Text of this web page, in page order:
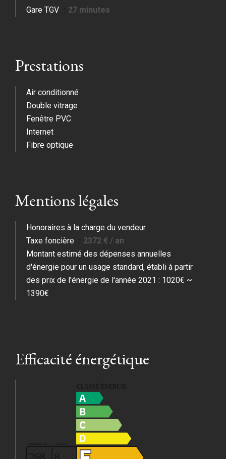
Gare TGV
27 minutes
Prestations
Air conditionné
Double vitrage
Fenêtre PVC
Internet
Fibre optique
Mentions légales
Honoraires à la charge du vendeur
Taxe foncière
2372 € / an
Montant estimé des dépenses annuelles
d'énergie pour un usage standard, établi à partir
des prix de l'énergie de l'année 2021 : 1020€ ~
1390€
Efficacité énergétique